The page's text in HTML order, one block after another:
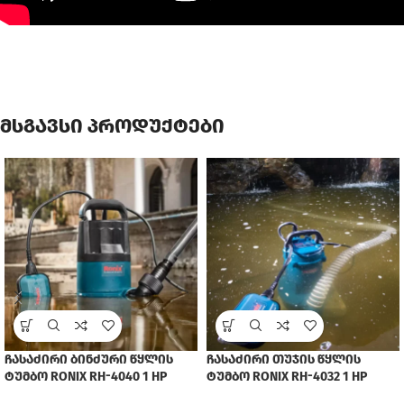
მსგავსი პროდუქტები
ჩასაძირი ბინძური წყლის
ტუმბო RONIX RH-4040 1 HP
ჩასაძირი თუჯის წყლის
ტუმბო RONIX RH-4032 1 HP